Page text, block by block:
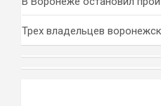
Трех владельцев